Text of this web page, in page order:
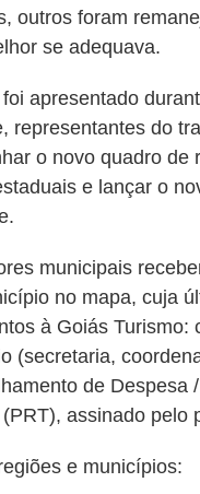
outros foram
se adequava.
apresentado
representantes do
o novo quadro de
e lançar o
municipais
no mapa, cuja
à Goiás Turismo:
(secretaria,
de Despesa
assinado pelo
e municípios: